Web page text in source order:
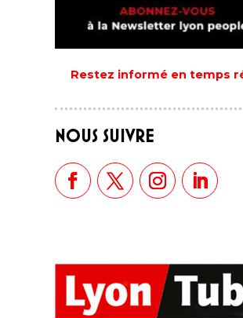
Restez informé en temps
NOUS SUIVRE